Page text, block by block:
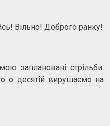
Вільно! Доброго ранку!
заплановані стрільби.
о десятій вирушаємо на